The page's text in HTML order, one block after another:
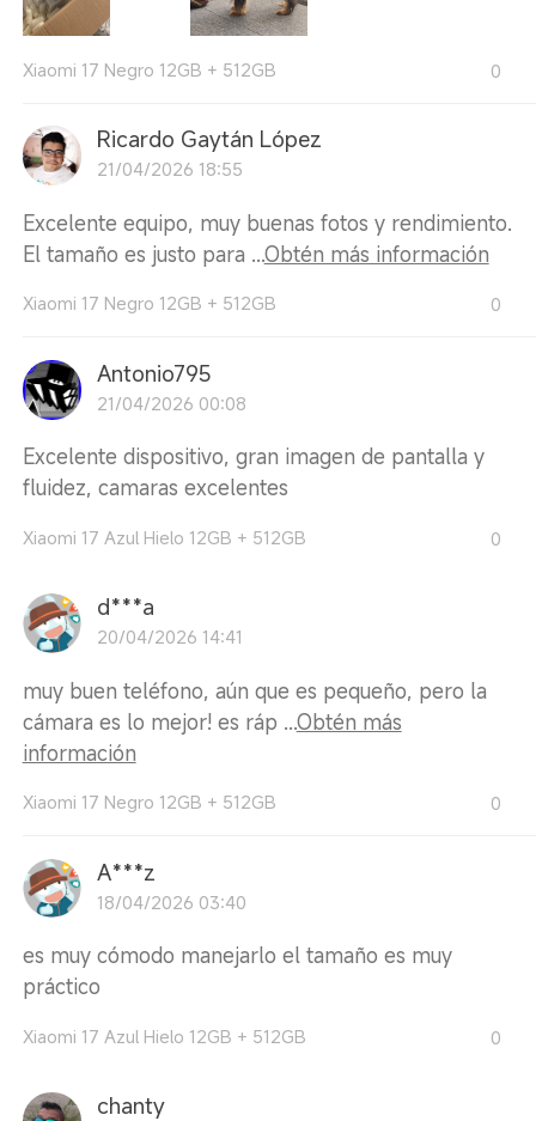
Xiaomi 17 Negro 12GB + 512GB 0
Ricardo Gaytán López
21/04/2026 18:55
Excelente equipo, muy buenas fotos y rendimiento.
El tamaño es justo para ...Obtén más información
Xiaomi 17 Negro 12GB + 512GB 0
Antonio795
21/04/2026 00:08
Excelente dispositivo, gran imagen de pantalla y
fluidez, camaras excelentes
Xiaomi 17 Azul Hielo 12GB + 512GB 0
d***a
20/04/2026 14:41
muy buen teléfono, aún que es pequeño, pero la
cámara es lo mejor! es ráp ...Obtén más
información
Xiaomi 17 Negro 12GB + 512GB 0
A***z
18/04/2026 03:40
es muy cómodo manejarlo el tamaño es muy
práctico
Xiaomi 17 Azul Hielo 12GB + 512GB 0
chanty